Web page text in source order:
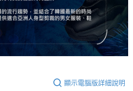
顯示電腦版詳細說明